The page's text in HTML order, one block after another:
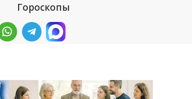
Гороскопы